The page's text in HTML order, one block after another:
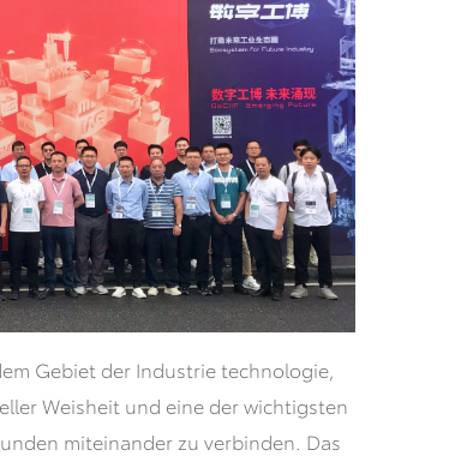
Gebiet der Industrie technologie,
Weisheit und eine der wichtigsten
miteinander zu verbinden. Das